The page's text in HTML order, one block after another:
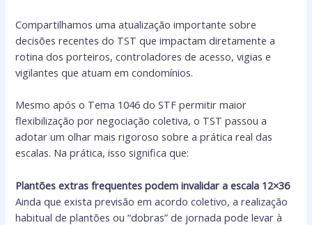
Compartilhamos uma atualização importante sobre
decisões recentes do TST que impactam diretamente a
rotina dos porteiros, controladores de acesso, vigias e
vigilantes que atuam em condomínios.
Mesmo após o Tema 1046 do STF permitir maior
flexibilização por negociação coletiva, o TST passou a
adotar um olhar mais rigoroso sobre a prática real das
escalas. Na prática, isso significa que:
Plantões extras frequentes podem invalidar a escala 12×36
Ainda que exista previsão em acordo coletivo, a realização
habitual de plantões ou “dobras” de jornada pode levar à